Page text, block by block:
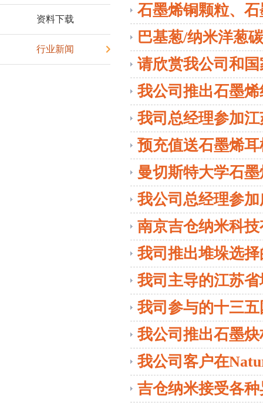
资料下载
行业新闻
证体系认证
石墨烯铜颗粒、
巴基葱/纳米洋葱
请欣赏我公司和
AU-67检测试听视
我公司推出石墨
我司总经理参加
预充值送石墨烯
曼切斯特大学石
我公司总经理参
大会
南京吉仓纳米科
吉仓纳米材料科
我司推出堆垛选
我司主导的江苏
定 激光闪射法》
我司参与的十三
出版
我公司推出石墨
我公司客户在
吉仓纳米接受各